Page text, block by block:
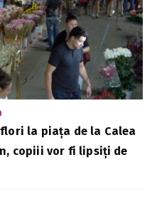
la piața de la Calea
copiii vor fi lipsiți de